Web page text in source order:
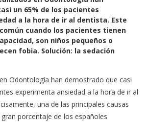
un 65% de los pacientes
a la hora de ir al dentista. Este
cuando los pacientes tienen
son niños pequeños o
fobia. Solución: la sedación
Odontología han demostrado que casi
experimenta ansiedad a la hora de ir al
una de las principales causas
porcentaje de los españoles